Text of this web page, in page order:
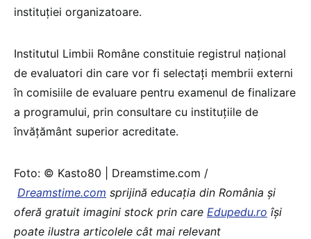
instituției organizatoare.
Institutul Limbii Române constituie registrul național
de evaluatori din care vor fi selectați membrii externi
în comisiile de evaluare pentru examenul de finalizare
a programului, prin consultare cu instituțiile de
învățământ superior acreditate.
Foto: © Kasto80 | Dreamstime.com /
Dreamstime.com sprijină educaţia din România şi
oferă gratuit imagini stock prin care Edupedu.ro îşi
poate ilustra articolele cât mai relevant